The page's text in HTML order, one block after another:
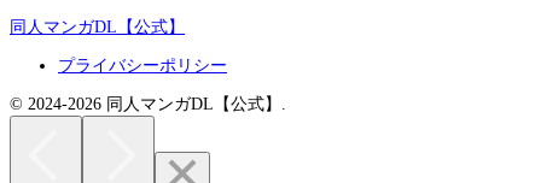
同人マンガDL【公式】
プライバシーポリシー
© 2024-2026 同人マンガDL【公式】.